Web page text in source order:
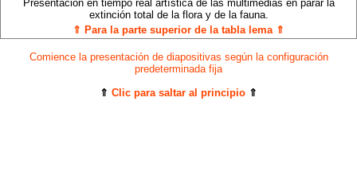
Presentación en tiempo real artística de las multimedias en parar la
extinción total de la flora y de la fauna.
⇑ Para la parte superior de la tabla lema ⇑
Comience la presentación de diapositivas según la configuración
predeterminada fija
⇑ Clic para saltar al principio ⇑